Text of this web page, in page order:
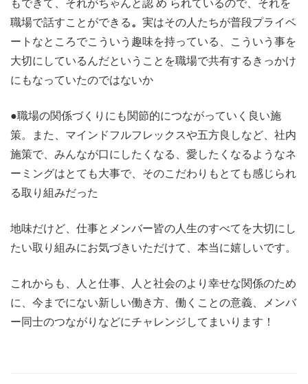
もできて、それがちゃんと認 め られているので、それを
職場で話すことができる。 実はその人たちが普段プライベ
ートなところでこういう趣味を持っている、こういう事を
大切にしているんだということを職場で共有するきっかけ
にもなっていたのではないか
●職場の関係づくりにも関節的につながっていく良い施
策。また、マインドフルフレックスや五方良しなど、社内
施策で、みんなが口にしたくなる、愛したくなるようなネ
ーミングはとても大事で、そのこだわりもとても感じられ
る取り組みだった
地味だけど、仕事とメンバー皆の人生のすべてを大切にし
たい取り組みにお気づきいただけて、本当に嬉しいです。
これからも、人と仕事、人と社会のより幸せな関係のため
に、今までにない新しい働き方、働くことの意義、メンバ
ー同士のつながりなどにチャレンジしてまいります！